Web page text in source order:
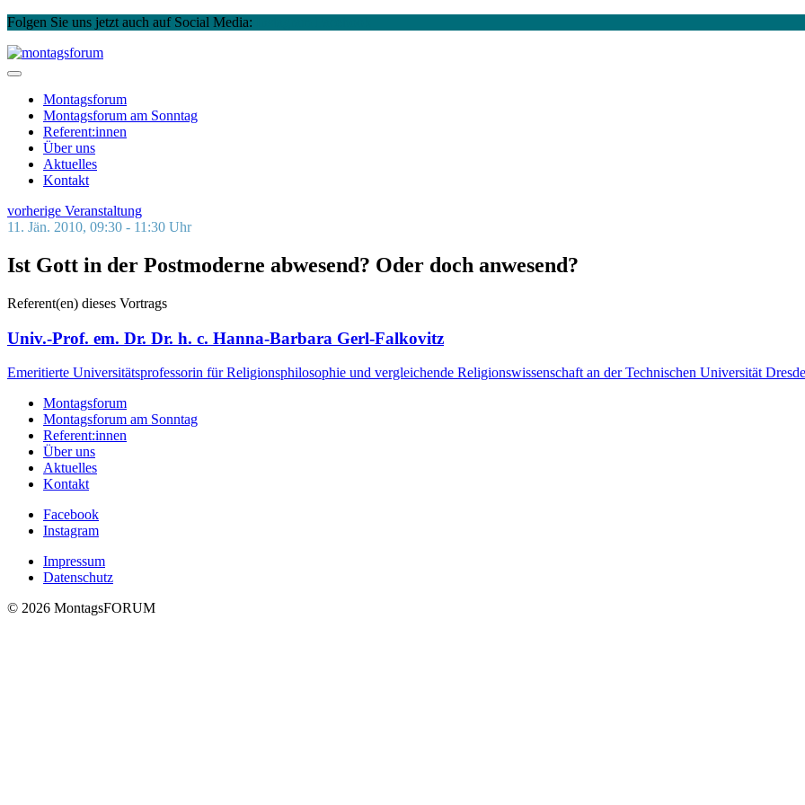
Folgen Sie uns jetzt auch auf Social Media:
Skip
to
Montagsforum
Montagsforum am Sonntag
Referent:innen
Über uns
Aktuelles
Kontakt
vorherige Veranstaltung
11. Jän. 2010, 09:30 - 11:30 Uhr
Ist Gott in der Postmoderne abwesend? Oder doch anwesend?
Referent(en) dieses Vortrags
Univ.-Prof. em. Dr. Dr. h. c. Hanna-Barbara Gerl-Falkovitz
Emeritierte Universitätsprofessorin für Religionsphilosophie und vergleichende Religionswissenschaft an der Technischen Universität
Montagsforum
Montagsforum am Sonntag
Referent:innen
Über uns
Aktuelles
Kontakt
Facebook
Instagram
Impressum
Datenschutz
© 2026 MontagsFORUM